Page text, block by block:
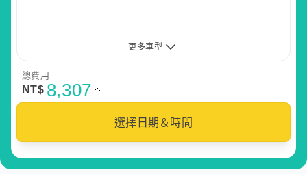
五座小轎車
尊榮轎車 尊榮商務 保母車
更多車型
總費用
NT$ 8,307
選擇日期＆時間